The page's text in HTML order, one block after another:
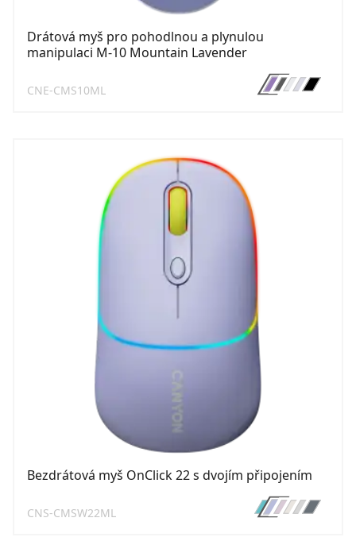
Drátová myš pro pohodlnou a plynulou
manipulaci M-10 Mountain Lavender
CNE-CMS10ML
Bezdrátová myš OnClick 22 s dvojím připojením
CNS-CMSW22ML